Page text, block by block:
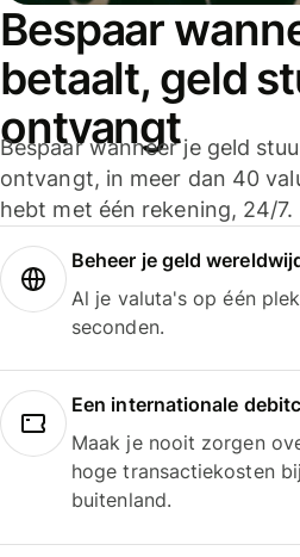
Bespaar
betaalt, geld
ontvangt
Bespaar wanneer je geld
ontvangt, in meer dan 40
hebt met één rekening, 24/7.
Beheer je geld
Al je valuta's op één
seconden.
Een internationale
Maak je nooit zorgen
hoge transactiekosten
buitenland.